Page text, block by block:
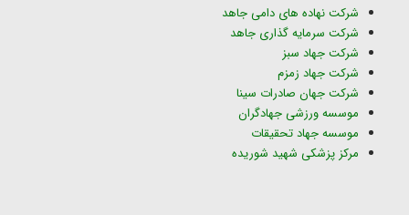
شرکت نهاده های دامی جاهد
شرکت سرمایه گذاری جاهد
شرکت جهاد سبز
شرکت جهاد زمزم
شرکت جهان صادرات سینا
موسسه ورزشی جهادگران
موسسه جهاد تحقیقات
مرکز پزشکی شهید شوریده